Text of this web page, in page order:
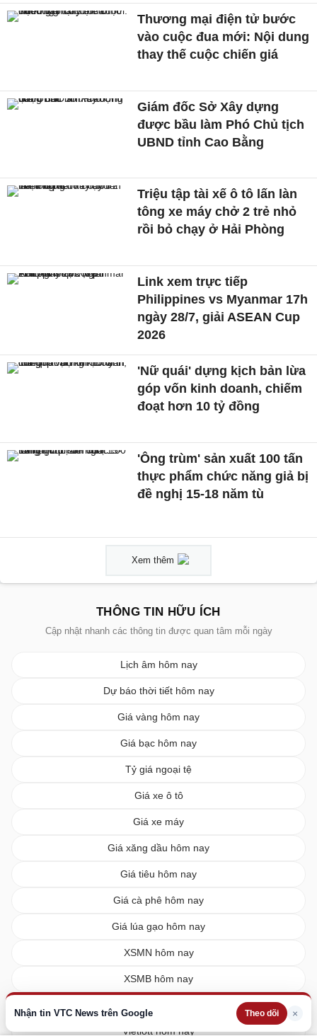
Nhận tin VTC News trên Google Theo dõi ×
Thương mại điện tử bước
vào cuộc đua mới: Nội dung
thay thế cuộc chiến giá
Giám đốc Sở Xây dựng
được bầu làm Phó Chủ tịch
UBND tỉnh Cao Bằng
Triệu tập tài xế ô tô lấn làn
tông xe máy chở 2 trẻ nhỏ
rồi bỏ chạy ở Hải Phòng
Link xem trực tiếp
Philippines vs Myanmar 17h
ngày 28/7, giải ASEAN Cup
2026
'Nữ quái' dựng kịch bản lừa
góp vốn kinh doanh, chiếm
đoạt hơn 10 tỷ đồng
'Ông trùm' sản xuất 100 tấn
thực phẩm chức năng giả bị
đề nghị 15-18 năm tù
Xem thêm
THÔNG TIN HỮU ÍCH
Cập nhật nhanh các thông tin được quan tâm mỗi ngày
Lịch âm hôm nay
Dự báo thời tiết hôm nay
Giá vàng hôm nay
Giá bạc hôm nay
Tỷ giá ngoại tệ
Giá xe ô tô
Giá xe máy
Giá xăng dầu hôm nay
Giá tiêu hôm nay
Giá cà phê hôm nay
Giá lúa gạo hôm nay
XSMN hôm nay
XSMB hôm nay
Vietlott hôm nay